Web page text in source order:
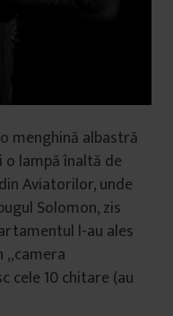
menghină albastră
lampă înaltă de
Aviatorilor, unde
Solomon, zis
l-au ales
cele 10 chitare (au